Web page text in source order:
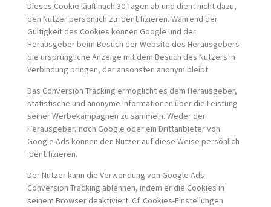
Dieses Cookie läuft nach 30 Tagen ab und dient nicht dazu,
den Nutzer persönlich zu identifizieren. Während der
Gültigkeit des Cookies können Google und der
Herausgeber beim Besuch der Website des Herausgebers
die ursprüngliche Anzeige mit dem Besuch des Nutzers in
Verbindung bringen, der ansonsten anonym bleibt.
Das Conversion Tracking ermöglicht es dem Herausgeber,
statistische und anonyme Informationen über die Leistung
seiner Werbekampagnen zu sammeln. Weder der
Herausgeber, noch Google oder ein Drittanbieter von
Google Ads können den Nutzer auf diese Weise persönlich
identifizieren.
Der Nutzer kann die Verwendung von Google Ads
Conversion Tracking ablehnen, indem er die Cookies in
seinem Browser deaktiviert. Cf. Cookies-Einstellungen